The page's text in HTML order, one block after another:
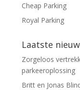
Cheap Parking
Royal Parking
Laatste
Zorgeloos
parkeeroplossing
Britt en Jonas